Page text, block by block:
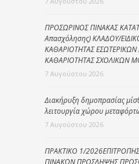
ΠΡΟΣΩΡΙΝΟΣ ΠΙΝΑΚΑΣ
Απασχόλησης) ΚΛΑΔΟΥ/
ΚΑΘΑΡΙΟΤΗΤΑΣ
ΚΑΘΑΡΙΟΤΗΤΑΣ ΣΧΟΛΙΚΩΝ
7 Αυγούστου 2026
Διακήρυξη δημοπρασίας
λειτουργία χώρου
7 Αυγούστου 2026
ΠΡΑΚΤΙΚΟ 1/
ΠΙΝΑΚΩΝ ΠΡΟΣΛΗΨΗΣ